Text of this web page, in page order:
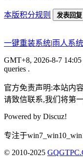
本版积分规则 发表回复
一键重装系统|雨人系
GMT+8, 2026-8-7 14:05
queries .
官方免责声明:本站内
请致信联系,我们将第
Powered by Discuz!
专注于
© 2010-2025